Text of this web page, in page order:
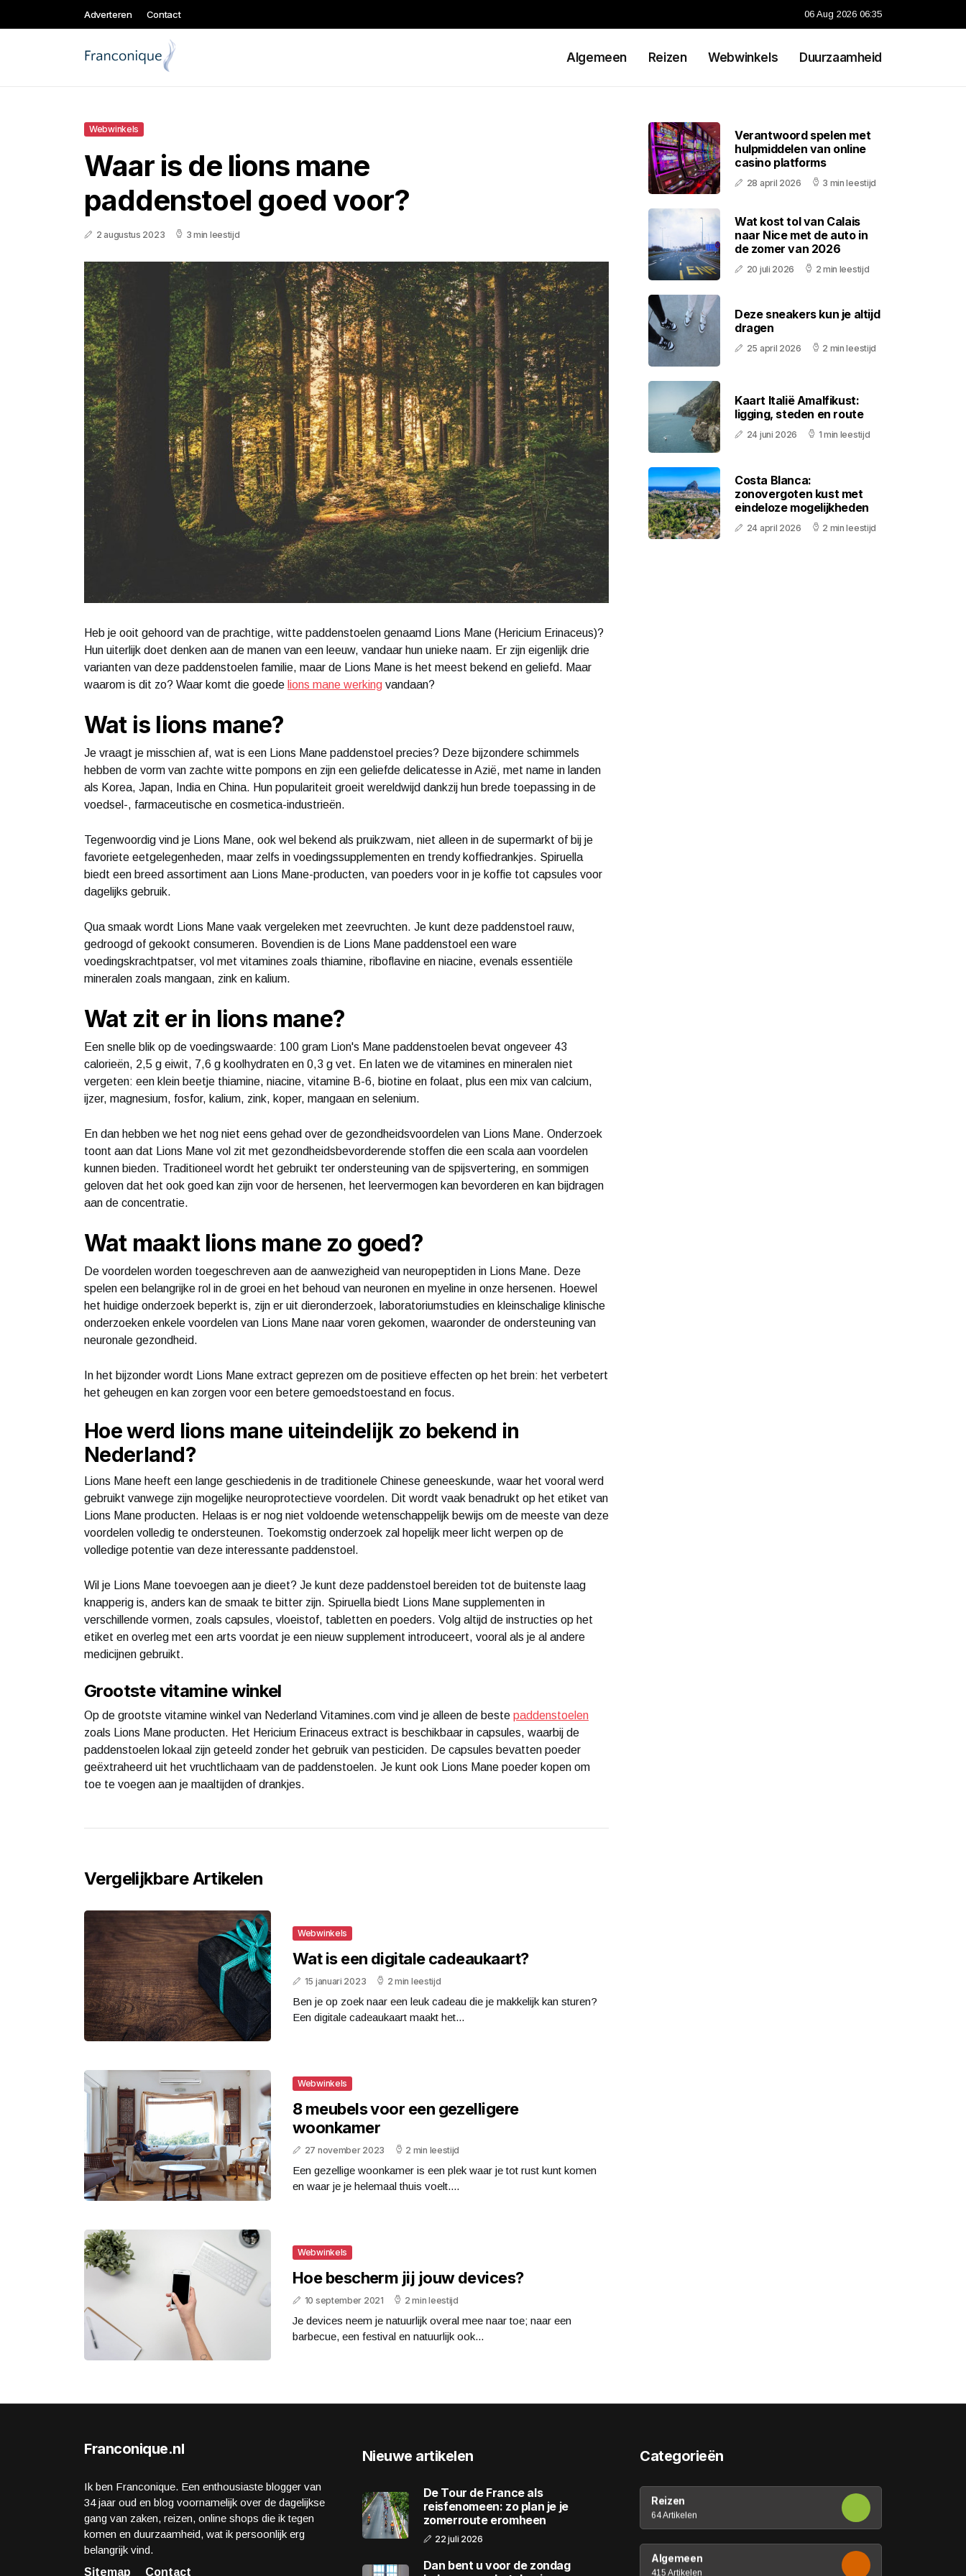
Adverteren Contact 06 Aug 2026 06:35
Algemeen Reizen Webwinkels Duurzaamheid
Webwinkels
Waar is de lions mane
paddenstoel goed voor?
2 augustus 2023 3 min leestijd
Heb je ooit gehoord van de prachtige, witte paddenstoelen genaamd Lions Mane (Hericium Erinaceus)?
Hun uiterlijk doet denken aan de manen van een leeuw, vandaar hun unieke naam. Er zijn eigenlijk drie
varianten van deze paddenstoelen familie, maar de Lions Mane is het meest bekend en geliefd. Maar
waarom is dit zo? Waar komt die goede lions mane werking vandaan?
Wat is lions mane?
Je vraagt je misschien af, wat is een Lions Mane paddenstoel precies? Deze bijzondere schimmels
hebben de vorm van zachte witte pompons en zijn een geliefde delicatesse in Azië, met name in landen
als Korea, Japan, India en China. Hun populariteit groeit wereldwijd dankzij hun brede toepassing in de
voedsel-, farmaceutische en cosmetica-industrieën.
Tegenwoordig vind je Lions Mane, ook wel bekend als pruikzwam, niet alleen in de supermarkt of bij je
favoriete eetgelegenheden, maar zelfs in voedingssupplementen en trendy koffiedrankjes. Spiruella
biedt een breed assortiment aan Lions Mane-producten, van poeders voor in je koffie tot capsules voor
dagelijks gebruik.
Qua smaak wordt Lions Mane vaak vergeleken met zeevruchten. Je kunt deze paddenstoel rauw,
gedroogd of gekookt consumeren. Bovendien is de Lions Mane paddenstoel een ware
voedingskrachtpatser, vol met vitamines zoals thiamine, riboflavine en niacine, evenals essentiële
mineralen zoals mangaan, zink en kalium.
Wat zit er in lions mane?
Een snelle blik op de voedingswaarde: 100 gram Lion's Mane paddenstoelen bevat ongeveer 43
calorieën, 2,5 g eiwit, 7,6 g koolhydraten en 0,3 g vet. En laten we de vitamines en mineralen niet
vergeten: een klein beetje thiamine, niacine, vitamine B-6, biotine en folaat, plus een mix van calcium,
ijzer, magnesium, fosfor, kalium, zink, koper, mangaan en selenium.
En dan hebben we het nog niet eens gehad over de gezondheidsvoordelen van Lions Mane. Onderzoek
toont aan dat Lions Mane vol zit met gezondheidsbevorderende stoffen die een scala aan voordelen
kunnen bieden. Traditioneel wordt het gebruikt ter ondersteuning van de spijsvertering, en sommigen
geloven dat het ook goed kan zijn voor de hersenen, het leervermogen kan bevorderen en kan bijdragen
aan de concentratie.
Wat maakt lions mane zo goed?
De voordelen worden toegeschreven aan de aanwezigheid van neuropeptiden in Lions Mane. Deze
spelen een belangrijke rol in de groei en het behoud van neuronen en myeline in onze hersenen. Hoewel
het huidige onderzoek beperkt is, zijn er uit dieronderzoek, laboratoriumstudies en kleinschalige klinische
onderzoeken enkele voordelen van Lions Mane naar voren gekomen, waaronder de ondersteuning van
neuronale gezondheid.
In het bijzonder wordt Lions Mane extract geprezen om de positieve effecten op het brein: het verbetert
het geheugen en kan zorgen voor een betere gemoedstoestand en focus.
Hoe werd lions mane uiteindelijk zo bekend in
Nederland?
Lions Mane heeft een lange geschiedenis in de traditionele Chinese geneeskunde, waar het vooral werd
gebruikt vanwege zijn mogelijke neuroprotectieve voordelen. Dit wordt vaak benadrukt op het etiket van
Lions Mane producten. Helaas is er nog niet voldoende wetenschappelijk bewijs om de meeste van deze
voordelen volledig te ondersteunen. Toekomstig onderzoek zal hopelijk meer licht werpen op de
volledige potentie van deze interessante paddenstoel.
Wil je Lions Mane toevoegen aan je dieet? Je kunt deze paddenstoel bereiden tot de buitenste laag
knapperig is, anders kan de smaak te bitter zijn. Spiruella biedt Lions Mane supplementen in
verschillende vormen, zoals capsules, vloeistof, tabletten en poeders. Volg altijd de instructies op het
etiket en overleg met een arts voordat je een nieuw supplement introduceert, vooral als je al andere
medicijnen gebruikt.
Grootste vitamine winkel
Op de grootste vitamine winkel van Nederland Vitamines.com vind je alleen de beste paddenstoelen
zoals Lions Mane producten. Het Hericium Erinaceus extract is beschikbaar in capsules, waarbij de
paddenstoelen lokaal zijn geteeld zonder het gebruik van pesticiden. De capsules bevatten poeder
geëxtraheerd uit het vruchtlichaam van de paddenstoelen. Je kunt ook Lions Mane poeder kopen om
toe te voegen aan je maaltijden of drankjes.
Vergelijkbare Artikelen
Webwinkels
Wat is een digitale cadeaukaart?
15 januari 2023 2 min leestijd
Ben je op zoek naar een leuk cadeau die je makkelijk kan sturen?
Een digitale cadeaukaart maakt het...
Webwinkels
8 meubels voor een gezelligere
woonkamer
27 november 2023 2 min leestijd
Een gezellige woonkamer is een plek waar je tot rust kunt komen
en waar je je helemaal thuis voelt....
Webwinkels
Hoe bescherm jij jouw devices?
10 september 2021 2 min leestijd
Je devices neem je natuurlijk overal mee naar toe; naar een
barbecue, een festival en natuurlijk ook...
Verantwoord spelen met
hulpmiddelen van online
casino platforms
28 april 2026 3 min leestijd
Wat kost tol van Calais
naar Nice met de auto in
de zomer van 2026
20 juli 2026 2 min leestijd
Deze sneakers kun je altijd
dragen
25 april 2026 2 min leestijd
Kaart Italië Amalfikust:
ligging, steden en route
24 juni 2026 1 min leestijd
Costa Blanca:
zonovergoten kust met
eindeloze mogelijkheden
24 april 2026 2 min leestijd
Franconique.nl
Ik ben Franconique. Een enthousiaste blogger van
34 jaar oud en blog voornamelijk over de dagelijkse
gang van zaken, reizen, online shops die ik tegen
komen en duurzaamheid, wat ik persoonlijk erg
belangrijk vind.
Sitemap
Contact
Nieuwe artikelen
De Tour de France als
reisfenomeen: zo plan je je
zomerroute eromheen
22 juli 2026
Dan bent u voor de zondag
Categorieën
Reizen
64 Artikelen
Algemeen
415 Artikelen